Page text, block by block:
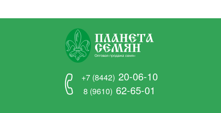
+7 (8442) 20-06-10
8 (9610) 62-65-01